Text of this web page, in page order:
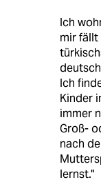
Ich
mir fällt
Ich
Kinder
immer
Groß-
nach
lernst."